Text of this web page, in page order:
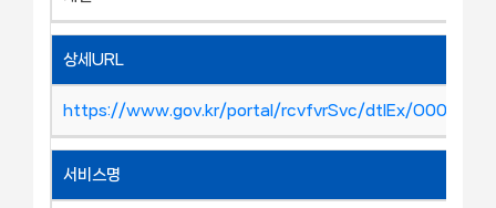
상세URL
https://www.gov.kr/portal/rcvfvrSvc/dtlEx/
서비스명